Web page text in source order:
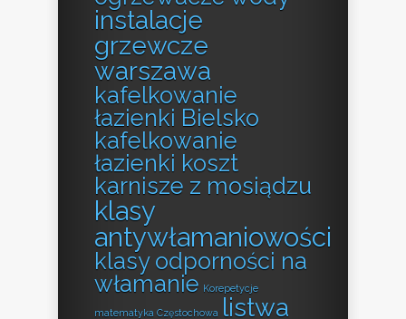
instalacje
grzewcze
warszawa
kafelkowanie
łazienki Bielsko
kafelkowanie
łazienki koszt
karnisze z mosiądzu
klasy
antywłamaniowości
klasy odporności na
włamanie Korepetycje
matematyka Częstochowa listwa